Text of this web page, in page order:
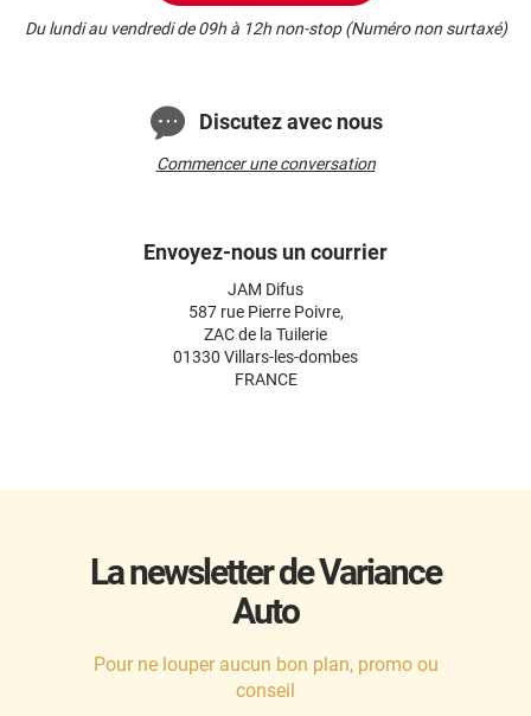
Du lundi au vendredi de 09h à 12h non-stop (Numéro non surtaxé)
Discutez avec nous
Commencer une conversation
Envoyez-nous un courrier
JAM Difus
587 rue Pierre Poivre,
ZAC de la Tuilerie
01330 Villars-les-dombes
FRANCE
La newsletter de Variance
Auto
Pour ne louper aucun bon plan, promo ou
conseil